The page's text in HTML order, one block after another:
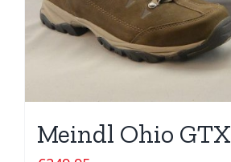
Meindl Ohio GTX